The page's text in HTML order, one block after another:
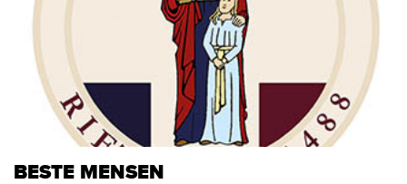
BESTE MENSEN